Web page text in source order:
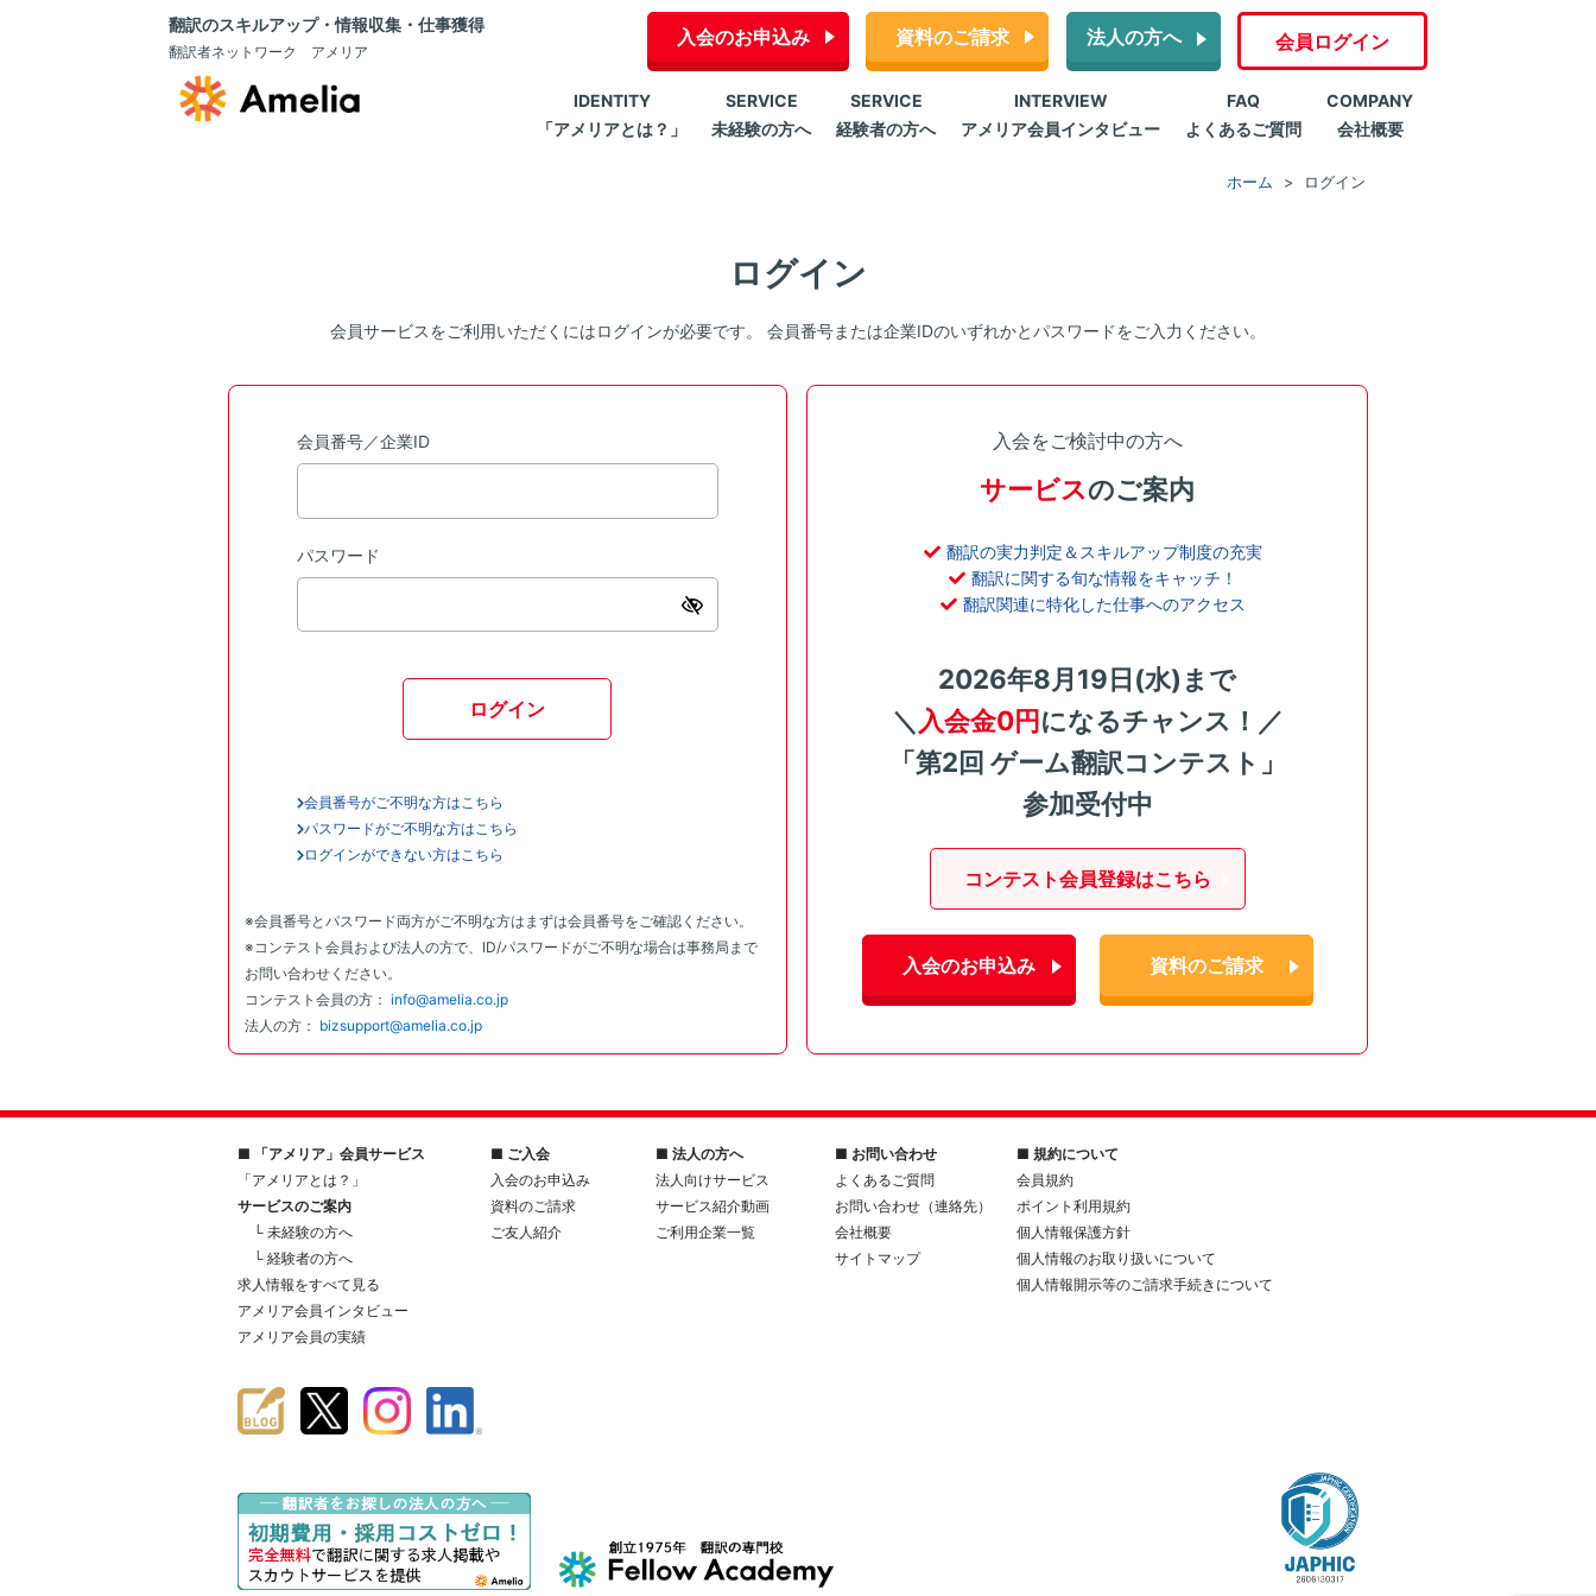
翻訳のスキルアップ・情報収集・仕事獲得
翻訳者ネットワーク アメリア
入会のお申込み 資料のご請求 法人の方へ 会員ログイン
IDENTITY
「アメリアとは？」
SERVICE
未経験の方へ
SERVICE
経験者の方へ
INTERVIEW
アメリア会員インタビュー
FAQ
よくあるご質問
COMPANY
会社概要
ホーム ログイン
ログイン
会員サービスをご利用いただくにはログインが必要です。 会員番号または企業IDのいずれかとパスワードをご入力ください。
会員番号／企業ID
パスワード
ログイン
会員番号がご不明な方はこちら
パスワードがご不明な方はこちら
ログインができない方はこちら
※会員番号とパスワード両方がご不明な方はまずは会員番号をご確認ください。
※コンテスト会員および法人の方で、ID/パスワードがご不明な場合は事務局まで
お問い合わせください。
コンテスト会員の方： info@amelia.co.jp
法人の方： bizsupport@amelia.co.jp
入会をご検討中の方へ
サービスのご案内
翻訳の実力判定＆スキルアップ制度の充実
翻訳に関する旬な情報をキャッチ！
翻訳関連に特化した仕事へのアクセス
2026年8月19日(水)まで
＼ 入会金0円になるチャンス！／
「第2回 ゲーム翻訳コンテスト」
参加受付中
コンテスト会員登録はこちら
入会のお申込み 資料のご請求
■ 「アメリア」会員サービス
「アメリアとは？」
サービスのご案内
└ 未経験の方へ
└ 経験者の方へ
求人情報をすべて見る
アメリア会員インタビュー
アメリア会員の実績
■ ご入会
入会のお申込み
資料のご請求
ご友人紹介
■ 法人の方へ
法人向けサービス
サービス紹介動画
ご利用企業一覧
■ お問い合わせ
よくあるご質問
お問い合わせ（連絡先）
会社概要
サイトマップ
■ 規約について
会員規約
ポイント利用規約
個人情報保護方針
個人情報のお取り扱いについて
個人情報開示等のご請求手続きについて